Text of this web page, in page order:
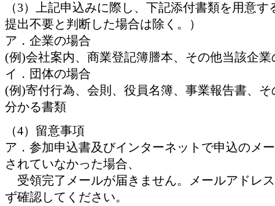
（3）上記申込みに際し、下記添付書類を用意
提出不要と判断した場合は除く。）
ア．企業の場合
(例)会社案内、商業登記簿謄本、その他当該企
イ．団体の場合
(例)寄付行為、会則、役員名簿、事業報告書、
分かる書類
（4）留意事項
ア．参加申込書及びインターネットで申込のメ
されていなかった場合、
受領完了メールが届きません。メールアドレ
ず確認してください。